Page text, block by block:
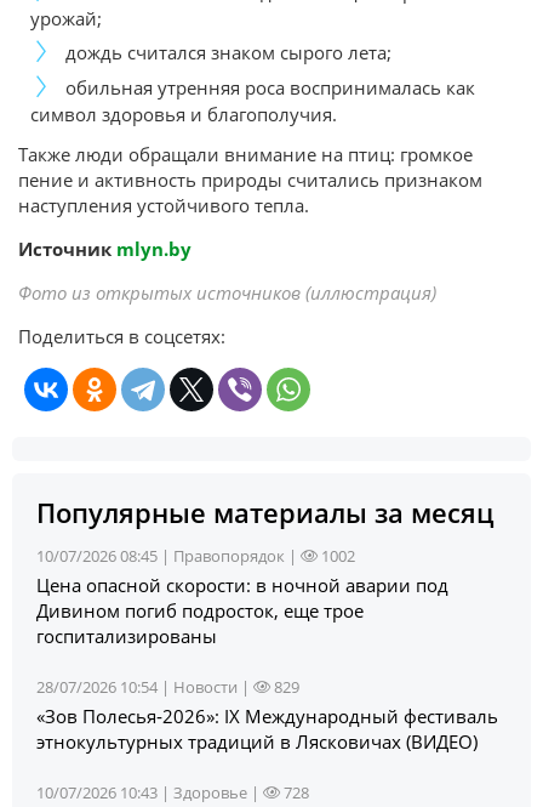
урожай;
дождь считался знаком сырого лета;
обильная утренняя роса воспринималась как
символ здоровья и благополучия.
Также люди обращали внимание на птиц: громкое
пение и активность природы считались признаком
наступления устойчивого тепла.
Источник mlyn.by
Фото из открытых источников (иллюстрация)
Поделиться в соцсетях:
Популярные материалы за месяц
10/07/2026 08:45 | Правопорядок | 1002
Цена опасной скорости: в ночной аварии под
Дивином погиб подросток, еще трое
госпитализированы
28/07/2026 10:54 | Новости | 829
«Зов Полесья‑2026»: IX Международный фестиваль
этнокультурных традиций в Лясковичах (ВИДЕО)
10/07/2026 10:43 | Здоровье | 728